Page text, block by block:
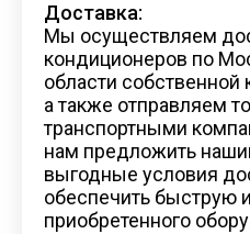
Доставка:
Мы осуществляем
кондиционеров по
области собственной
а также отправляем
транспортными
нам предложить
выгодные условия
обеспечить быструю
приобретенного